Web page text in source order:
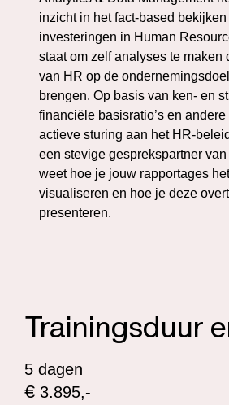
inzicht in het fact-based bekijken
investeringen in Human
staat om zelf analyses te maken
van HR op de
brengen. Op basis van ken- en
financiële basisratio’s en
actieve sturing aan het HR-
een stevige gesprekspartner
weet hoe je jouw rapportages
visualiseren en hoe je deze
presenteren.
Trainingsduur
5 dagen
€ 3.895,-